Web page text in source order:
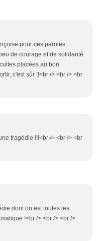
pour ces paroles
de courage et de solidarité
placées au bon
c'est sûr !!<br /> <br /> <br
tragédie !!!<br /> <br /> <br
dont on est toutes les
!<br /> <br /> <br />